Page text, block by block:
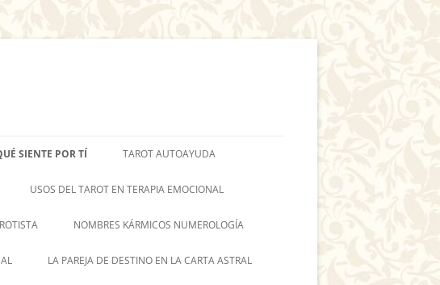
SIENTE POR TÍ TAROT AUTOAYUDA
USOS DEL TAROT EN TERAPIA EMOCIONAL
NOMBRES KÁRMICOS NUMEROLOGÍA
LA PAREJA DE DESTINO EN LA CARTA ASTRAL